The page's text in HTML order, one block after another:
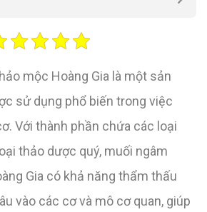
mộc Hoàng Gia là một sản
sử dụng phổ biến trong việc
Với thành phần chứa các loại
thảo dược quý, muối ngâm
Gia có khả năng thẩm thấu
vào các cơ và mô cơ quan, giúp